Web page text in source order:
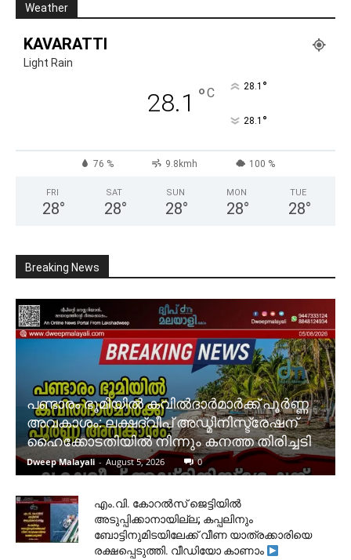
Weather
KAVARATTI
Light Rain
28.1 °C 28.1 °
28.1 °
76 % 9.8kmh 100 %
FRI
28°
SAT
28°
SUN
28°
MON
28°
TUE
28°
Breaking News
പണ്ടാരം ഭൂമിയിൽ കവിൽദാർമാർക്ക് പൂർണ്ണ
അവകാശം: ലക്ഷദ്വീപ് അഡ്മിനിസ്ട്രേഷന്
ഹൈക്കോടതിയിൽ നിന്നും കനത്ത തിരിച്ചടി
Dweep Malayali - August 5, 2026 0
​എം.വി. കോറൽസ് ജെട്ടിയിൽ
അടുപ്പിക്കാനായില്ല; കപ്പലിനും
ബോട്ടിനുമിടയിലേക്ക് വീണ യാത്രക്കാരിയെ
രക്ഷപ്പെടുത്തി. വീഡിയോ കാണാം